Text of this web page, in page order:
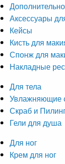
Дополнительно
Аксессуары
Кейсы
Кисть для
Спонж для
Накладные
Для тела
Увлажняющие
Скраб и
Гели для душа
Для ног
Крем для ног